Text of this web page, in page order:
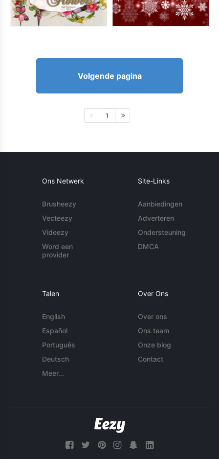
Volgende pagina
1
Ons Netwerk
Brusheezy
Vecteezy
Videezy
Word een
provider
Site-Links
Aanbiedingen
Adverteren
Ondersteuning
DMCA
Talen
English
Español
Português
Deutsch
Meer...
Over Ons
Over ons
Ons team
Onze blog
Contact